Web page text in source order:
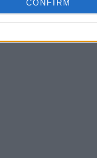
CONFIRM